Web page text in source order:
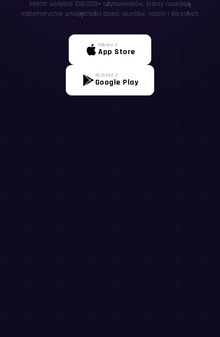
MathIt uwielbia 100,000+ użytkowników, którzy rozwijają
matematyczne umiejętności dzieci, uczniów, rodzin i dorosłych.
Pobierz z
App Store
POBIERZ Z
Google Play